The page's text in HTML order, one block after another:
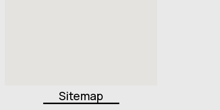
Sitemap